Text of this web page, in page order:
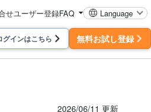
せユーザー登録FAQ Language
グインはこちら 無料お試し登録
2026/06/11 更新